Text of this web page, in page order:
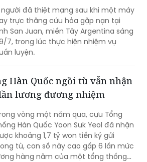
người đã thiệt mạng sau khi một máy
trực thăng cứu hỏa gặp nạn tại
San Juan, miền Tây Argentina sáng
7, trong lúc thực hiện nhiệm vụ
luyện.
Hàn Quốc ngồi tù vẫn nhận
lương đương nhiệm
vòng một năm qua, cựu Tổng
Hàn Quốc Yoon Suk Yeol đã nhận
khoảng 1,7 tỷ won tiền ký gửi
tù, con số này cao gấp 6 lần mức
hàng năm của một tổng thống